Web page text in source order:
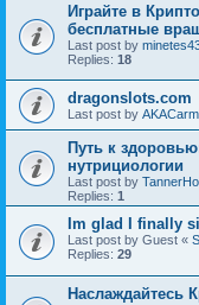
Играйте в
бесплатные
Last post by
Replies: 18
dragonslots.com
Last post by
Путь к
нутрициологии
Last post by
Replies: 1
Im glad I finally
Last post by Guest «
Replies: 29
Наслаждайтесь